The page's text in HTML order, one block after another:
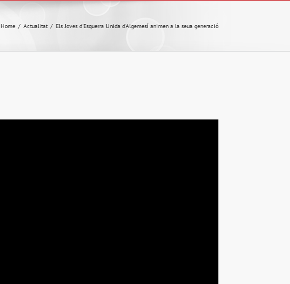
Home / Actualitat / Els Joves d'Esquerra Unida d'Algemesí animen a la seua generació